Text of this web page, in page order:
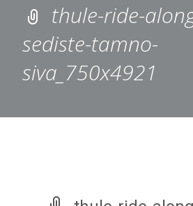
thule-ride-
sediste-tamno-
siva_750x4921